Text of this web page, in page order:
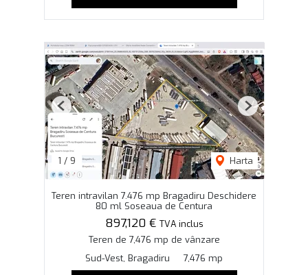
1 / 9 Harta
Previous Next
Teren intravilan 7.476 mp Bragadiru Deschidere
80 ml Soseaua de Centura
897,120 € TVA inclus
Teren de 7,476 mp de vânzare
Sud-Vest, Bragadiru
7,476 mp